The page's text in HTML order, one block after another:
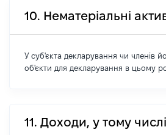
10. Нематеріальні
У суб'єкта декларування чи членів
об'єкти для декларування в цьому
11. Доходи, у тому